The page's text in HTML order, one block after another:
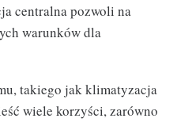
centralna pozwoli na
warunków dla
takiego jak klimatyzacja
wiele korzyści, zarówno